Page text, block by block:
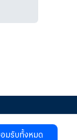
ารใช้เว็บไซต์
มรับทั้งหมด